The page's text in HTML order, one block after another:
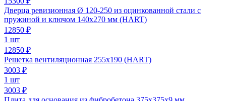
Дверца ревизионная Ø 120-250 из оцинкованной стали с
пружиной и ключом 140х270 мм (HART)
12850 ₽
1 шт
12850 ₽
Решетка вентиляционная 255х190 (HART)
3003 ₽
1 шт
3003 ₽